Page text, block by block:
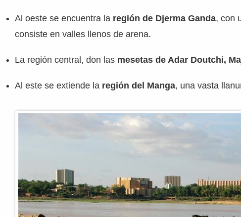
Al oeste se encuentra la región de Djerma Ganda, con
consiste en valles llenos de arena.
La región central, don las mesetas de Adar Doutchi,
Al este se extiende la región del Manga, una vasta